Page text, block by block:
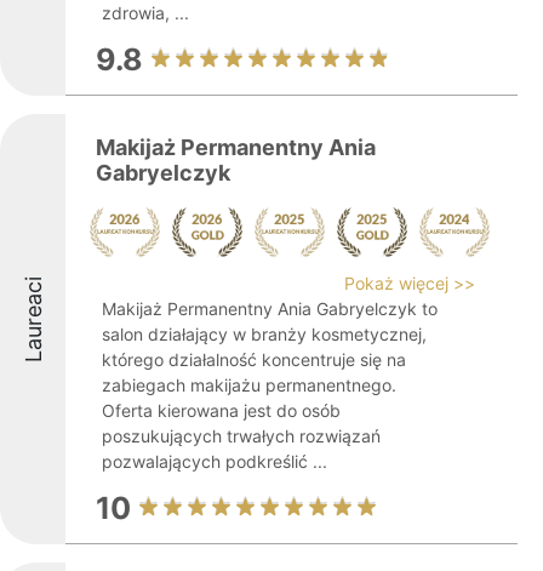
zdrowia, ...
9.8
Laureaci
Makijaż Permanentny Ania
Gabryelczyk
Pokaż więcej >>
Makijaż Permanentny Ania Gabryelczyk to
salon działający w branży kosmetycznej,
którego działalność koncentruje się na
zabiegach makijażu permanentnego.
Oferta kierowana jest do osób
poszukujących trwałych rozwiązań
pozwalających podkreślić ...
10